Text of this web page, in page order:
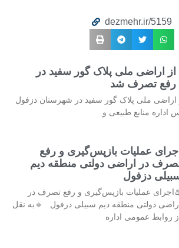
dezmehr.ir/5159
از اراضی ملی پلاک گور سفید در
رفع تصرف شد
از اراضی ملی پلاک گور سفید در شهرستان دزفول
منابع طبیعی و
اجرای عملیات بازپس‌گیری و رفع
در اراضی دولتی منطقه دیم
دزفول
عملیات بازپس‌گیری و رفع تصرف در
دولتی منطقه دیم سبیلی دزفول 🔹به نقل
روابط عمومی اداره